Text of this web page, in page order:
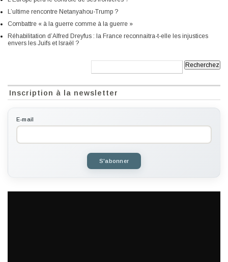
L’ultime rencontre Netanyahou-Trump ?
Combattre « à la guerre comme à la guerre »
Réhabilitation d’Alfred Dreyfus : la France reconnaitra-t-elle les injustices
envers les Juifs et Israël ?
Inscription à la newsletter
E-mail
S'abonner